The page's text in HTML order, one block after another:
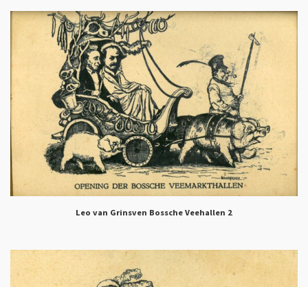
Leo van Grinsven Bossche Veehallen 2